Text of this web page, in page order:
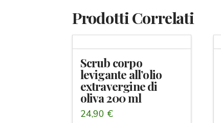
Prodotti Correlati
Scrub corpo
levigante all’olio
extravergine di
oliva 200 ml
24,90 €